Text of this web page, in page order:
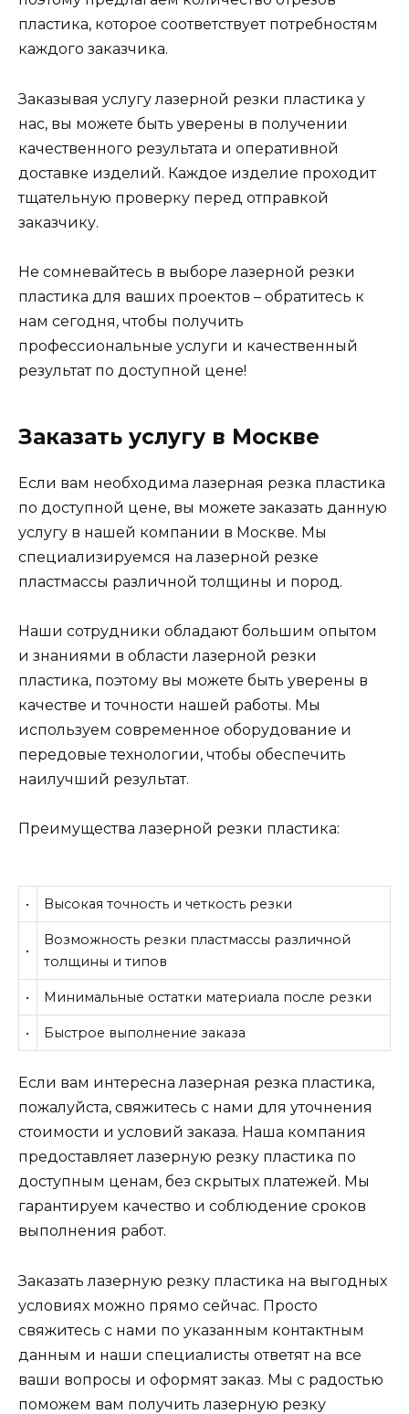
пластика, которое соответствует потребностям
каждого заказчика.
Заказывая услугу лазерной резки пластика у
нас, вы можете быть уверены в получении
качественного результата и оперативной
доставке изделий. Каждое изделие проходит
тщательную проверку перед отправкой
заказчику.
Не сомневайтесь в выборе лазерной резки
пластика для ваших проектов – обратитесь к
нам сегодня, чтобы получить
профессиональные услуги и качественный
результат по доступной цене!
Заказать услугу в Москве
Если вам необходима лазерная резка пластика
по доступной цене, вы можете заказать данную
услугу в нашей компании в Москве. Мы
специализируемся на лазерной резке
пластмассы различной толщины и пород.
Наши сотрудники обладают большим опытом
и знаниями в области лазерной резки
пластика, поэтому вы можете быть уверены в
качестве и точности нашей работы. Мы
используем современное оборудование и
передовые технологии, чтобы обеспечить
наилучший результат.
Преимущества лазерной резки пластика:
• Высокая точность и четкость резки
•
Возможность резки пластмассы различной
толщины и типов
• Минимальные остатки материала после резки
• Быстрое выполнение заказа
Если вам интересна лазерная резка пластика,
пожалуйста, свяжитесь с нами для уточнения
стоимости и условий заказа. Наша компания
предоставляет лазерную резку пластика по
доступным ценам, без скрытых платежей. Мы
гарантируем качество и соблюдение сроков
выполнения работ.
Заказать лазерную резку пластика на выгодных
условиях можно прямо сейчас. Просто
свяжитесь с нами по указанным контактным
данным и наши специалисты ответят на все
ваши вопросы и оформят заказ. Мы с радостью
поможем вам получить лазерную резку